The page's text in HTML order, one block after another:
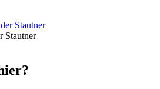
Stautner